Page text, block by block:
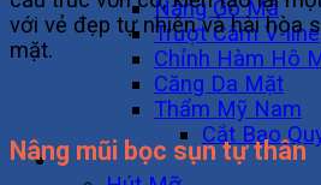
Nâng Gò Má
Trượt Cằm V-line
Chỉnh Hàm Hô
Căng Da Mặt
Thẩm Mỹ Nam
Cắt Bao
Vóc Dáng
với vẻ đẹp tự nhiên và hài hòa
mặt.
Nâng mũi bọc sụn tự thân